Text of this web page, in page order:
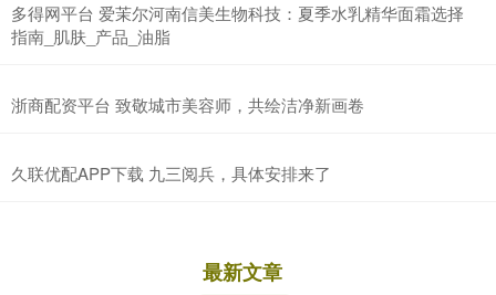
多得网平台 爱茉尔河南信美生物科技：夏季水乳精华面霜选择
指南_肌肤_产品_油脂
浙商配资平台 致敬城市美容师，共绘洁净新画卷
久联优配APP下载 九三阅兵，具体安排来了
最新文章